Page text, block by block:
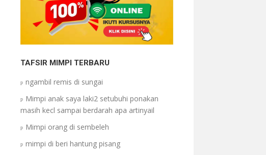
TAFSIR MIMPI TERBARU
ngambil remis di sungai
Mimpi anak saya laki2 setubuhi ponakan
masih kecl sampai berdarah apa artinyail
Mimpi orang di sembeleh
mimpi di beri hantung pisang